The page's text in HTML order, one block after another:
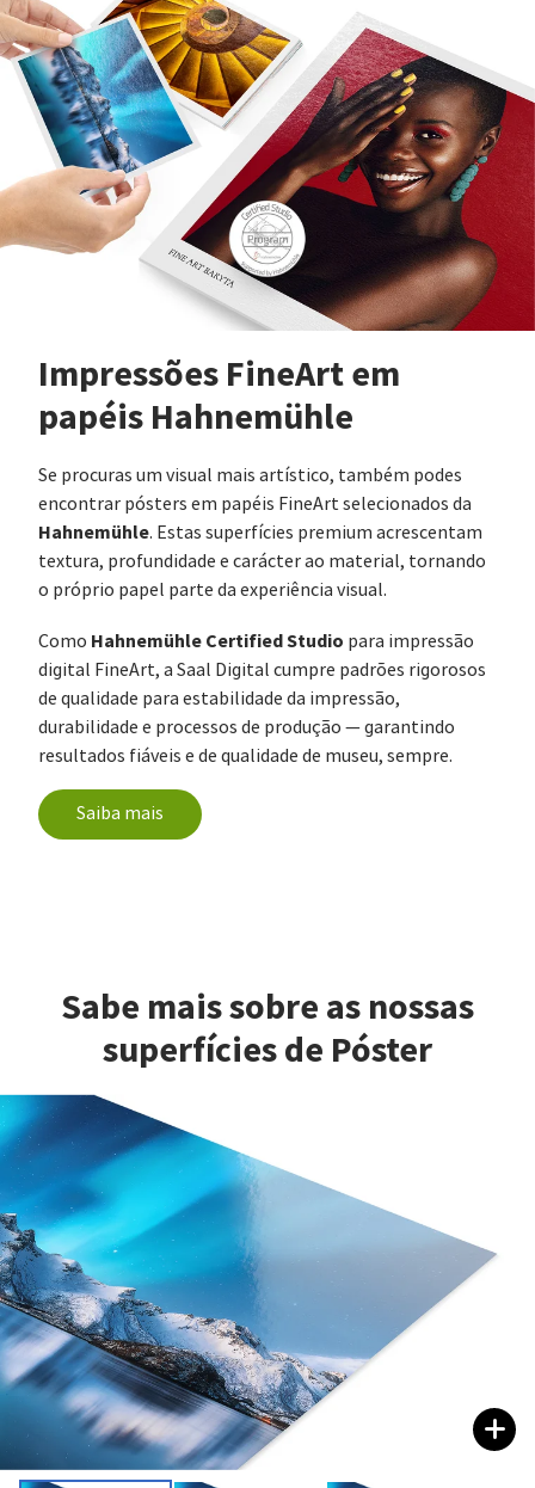
Impressões FineArt em
papéis Hahnemühle
Se procuras um visual mais artístico, também podes
encontrar pósters em papéis FineArt selecionados da
Hahnemühle. Estas superfícies premium acrescentam
textura, profundidade e carácter ao material, tornando
o próprio papel parte da experiência visual.
Como Hahnemühle Certified Studio para impressão
digital FineArt, a Saal Digital cumpre padrões rigorosos
de qualidade para estabilidade da impressão,
durabilidade e processos de produção — garantindo
resultados fiáveis e de qualidade de museu, sempre.
Saiba mais
Sabe mais sobre as nossas
superfícies de Póster